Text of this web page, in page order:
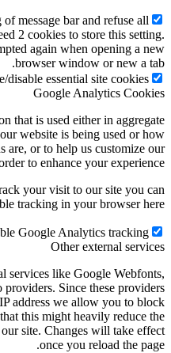
of message bar and refuse
need 2 cookies to store this
again when opening a
browser window or new a
disable essential site
Google Analytics
that is used either in
our website is being used or
are, or to help us
in order to enhance your
track your visit to our site you
disable tracking in your browser
Google Analytics
Other external
services like Google
providers. Since these
IP address we allow you to
that this might heavily
of our site. Changes will take
once you reload the